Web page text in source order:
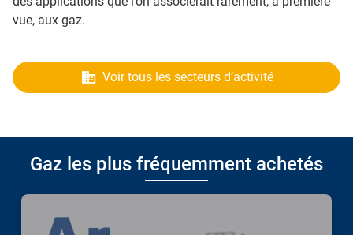
vue, aux gaz.
Voir tous les secteurs d’activité
Gaz les plus fréquemment achetés